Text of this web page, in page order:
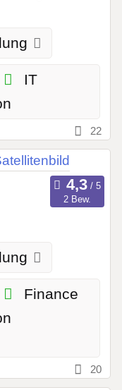
IT
22
2 Bew.
Finance
20